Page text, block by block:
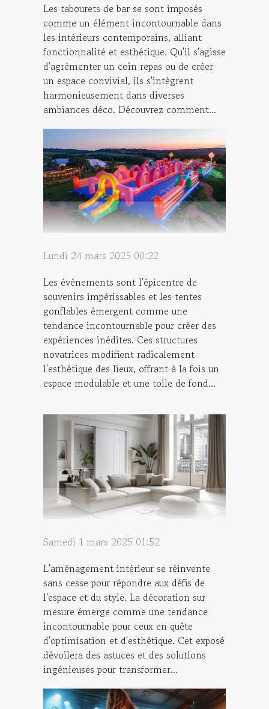
Les tabourets de bar se sont imposés
comme un élément incontournable dans
les intérieurs contemporains, alliant
fonctionnalité et esthétique. Qu'il s'agisse
d'agrémenter un coin repas ou de créer
un espace convivial, ils s'intègrent
harmonieusement dans diverses
ambiances déco. Découvrez comment...
Lundi 24 mars 2025 00:22
Les événements sont l'épicentre de
souvenirs impérissables et les tentes
gonflables émergent comme une
tendance incontournable pour créer des
expériences inédites. Ces structures
novatrices modifient radicalement
l'esthétique des lieux, offrant à la fois un
espace modulable et une toile de fond...
Samedi 1 mars 2025 01:52
L'aménagement intérieur se réinvente
sans cesse pour répondre aux défis de
l'espace et du style. La décoration sur
mesure émerge comme une tendance
incontournable pour ceux en quête
d'optimisation et d'esthétique. Cet exposé
dévoilera des astuces et des solutions
ingénieuses pour transformer...